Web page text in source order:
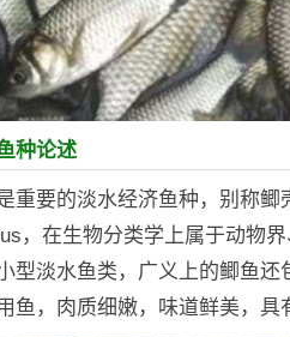
种论述
重要的淡水经济鱼种，别称
，在生物分类学上属于动物
型淡水鱼类，广义上的鲫鱼还
鱼，肉质细嫩，味道鲜美，具